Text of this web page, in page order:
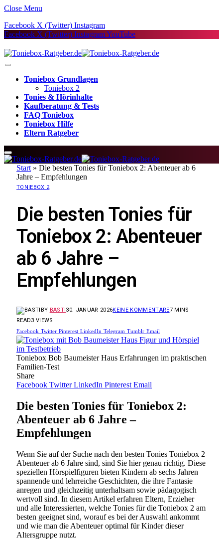
Close Menu
Facebook X (Twitter) Instagram
Facebook X (Twitter) InstagramYouTube
Toniebox Grundlagen
Toniebox 2
Tonies & Hörinhalte
Kaufberatung & Tests
FAQ Toniebox
Toniebox Hilfe
Eltern Ratgeber
Start » Die besten Tonies für Toniebox 2: Abenteuer ab 6
Jahre – Empfehlungen
TONIEBOX 2
Die besten Tonies für
Toniebox 2: Abenteuer
ab 6 Jahre –
Empfehlungen
BY BASTI30. JANUAR 2026KEINE KOMMENTARE7 MINS
READ3 VIEWS
Facebook Twitter Pinterest LinkedIn Telegram Tumblr Email
Toniebox Bob Baumeister Haus Erfahrungen im praktischen
Familien-Test
Share
Facebook Twitter LinkedIn Pinterest Email
Die besten Tonies für Toniebox 2:
Abenteuer ab 6 Jahre –
Empfehlungen
Wenn Sie auf der Suche nach den besten Tonies Toniebox 2
Abenteuer ab 6 Jahre sind, sind Sie hier genau richtig. Diese
speziellen Hörspielfiguren bieten Kindern ab sechs Jahren
spannende und lehrreiche Geschichten, die ihre Fantasie
anregen und gleichzeitig unterhaltsam sowie pädagogisch
wertvoll sind. In diesem Artikel erfahren Eltern, Erzieher
und alle Interessierten, welche Tonies für die Toniebox 2 am
besten geeignet sind, worauf es bei der Auswahl ankommt
und wie man die Abenteuer optimal für Kinder dieser
Altersgruppe nutzt.